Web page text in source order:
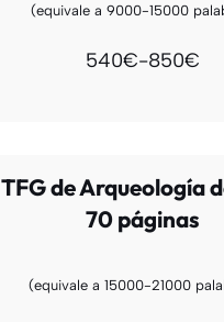
(equivale a 9000-15000
540€-850€
TFG de Arqueología
70 páginas
(equivale a 15000-21000